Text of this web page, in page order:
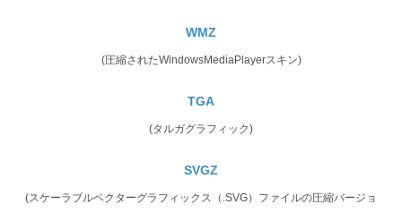
WMZ
(圧縮されたWindowsMediaPlayerスキン)
TGA
(タルガグラフィック)
SVGZ
(スケーラブルベクターグラフィックス（.SVG）ファイルの圧縮バージョ